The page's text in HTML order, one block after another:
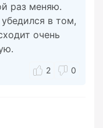
раз меняю.
в том,
очень
2 0